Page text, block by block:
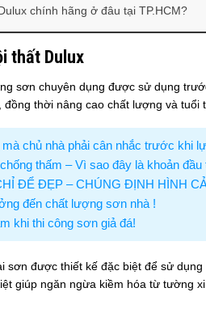
chính hãng ở đâu tại TP.HCM?
thất Dulux
sơn chuyên dụng được sử dụng
thời nâng cao chất lượng và tuổi
mà chủ nhà phải cân nhắc trước khi
thấm – Vì sao đây là khoản
ĐỂ ĐẸP – CHÚNG ĐỊNH HÌNH
đến chất lượng sơn nhà !
khi thi công sơn giả đá!
sơn được thiết kế đặc biệt để sử
giúp ngăn ngừa kiềm hóa từ tường